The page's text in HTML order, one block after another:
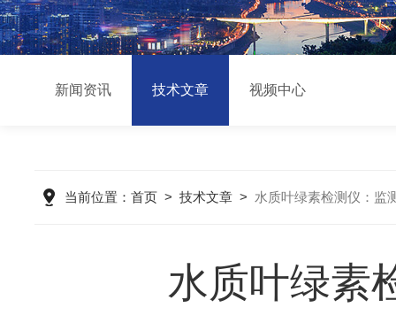
新闻资讯 技术文章 视频中心
当前位置： 首页 > 技术文章 > 水质叶绿素检测仪：监
水质叶绿素